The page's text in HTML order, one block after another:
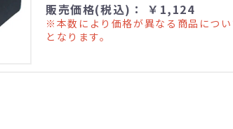
販売価格(税込)： ￥1,124
※本数により価格が異なる商品につ
となります。